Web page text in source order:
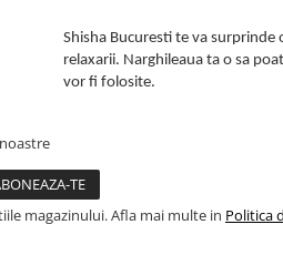
Shisha Bucuresti te va surprinde
relaxarii. Narghileaua ta o sa
vor fi folosite.
magazinului. Afla mai multe in Politica